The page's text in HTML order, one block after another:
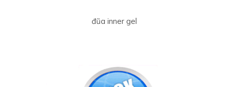
click ở đây để hiện giá sale đũa thần inner gel